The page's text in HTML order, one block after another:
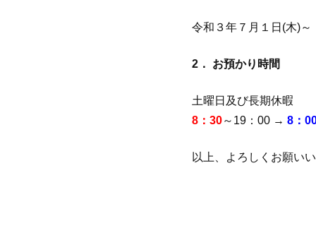
令和３年７月１日(木)～
2． お預かり時間
土曜日及び長期休暇
8：30～19：00 → 8：
以上、よろしくお願い